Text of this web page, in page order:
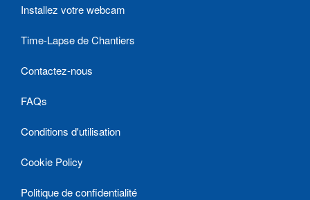
Installez votre webcam
Time-Lapse de Chantiers
Contactez-nous
FAQs
Conditions d'utilisation
Cookie Policy
Politique de confidentialité